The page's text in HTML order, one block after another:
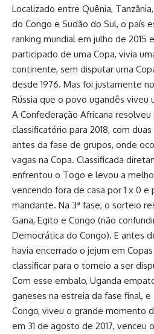
Localizado entre Quênia,
do Congo e Sudão do Sul, o país
ranking mundial em julho de 2015
participado de uma Copa, vivia
continente, sem disputar uma
desde 1976. Mas foi justamente
Rússia que o povo ugandês viveu
A Confederação Africana
classificatório para 2018, com
antes da fase de grupos, onde
vagas na Copa. Classificada
enfrentou o Togo e levou a
vencendo fora de casa por 1 x 0 e
mandante. Na 3ª fase, o sorteio
Gana, Egito e Congo (não
Democrática do Congo). E antes
havia encerrado o jejum em
classificar para o torneio a ser
Com esse embalo, Uganda
ganeses na estreia da fase final,
Congo, viveu o grande momento
em 31 de agosto de 2017, venceu